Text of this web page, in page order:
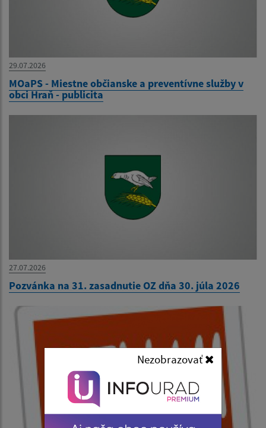
29.07.2026
MOaPS - Miestne občianske a preventívne služby v
obci Hraň - publicita
27.07.2026
Pozvánka na 31. zasadnutie OZ dňa 30. júla 2026
Nezobrazovať